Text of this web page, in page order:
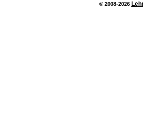
© 2008-2026